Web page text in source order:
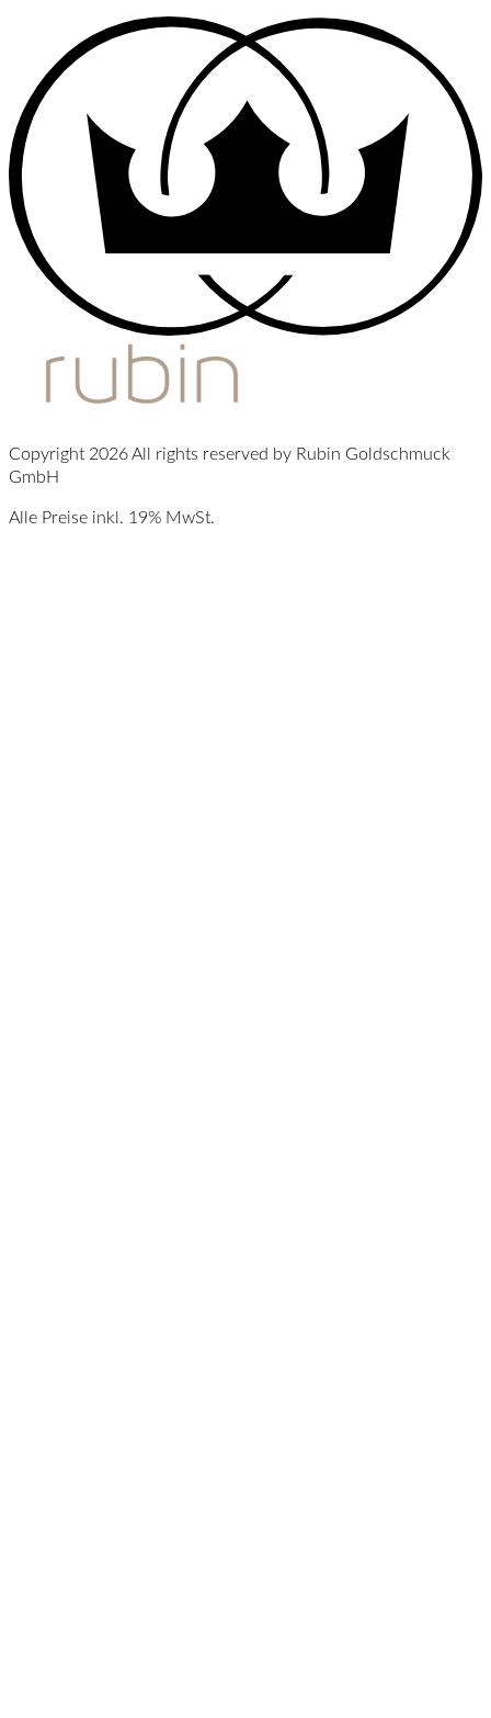
Copyright 2026 All rights reserved by Rubin Goldschmuck
GmbH
Alle Preise inkl. 19% MwSt.